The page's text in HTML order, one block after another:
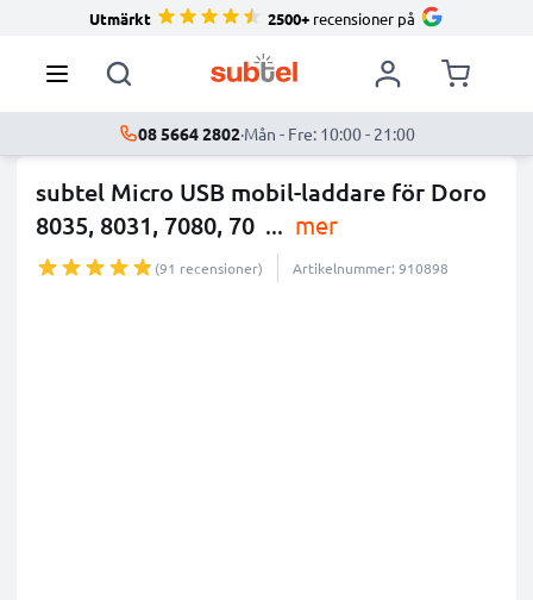
Utmärkt 2500+ recensioner på
08 5664 2802·Mån - Fre: 10:00 - 21:00
subtel Micro USB mobil-laddare för Doro
8035, 8031, 7080, 70 ... mer
(91 recensioner) Artikelnummer: 910898